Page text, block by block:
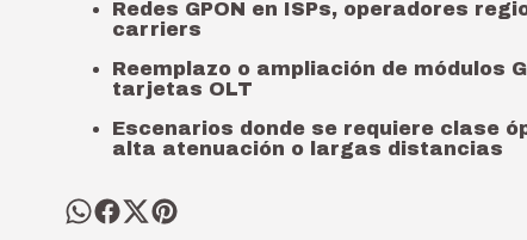
Redes GPON en ISPs, operadores
carriers
Reemplazo o ampliación de módulos
tarjetas OLT
Escenarios donde se requiere clase
alta atenuación o largas distancias